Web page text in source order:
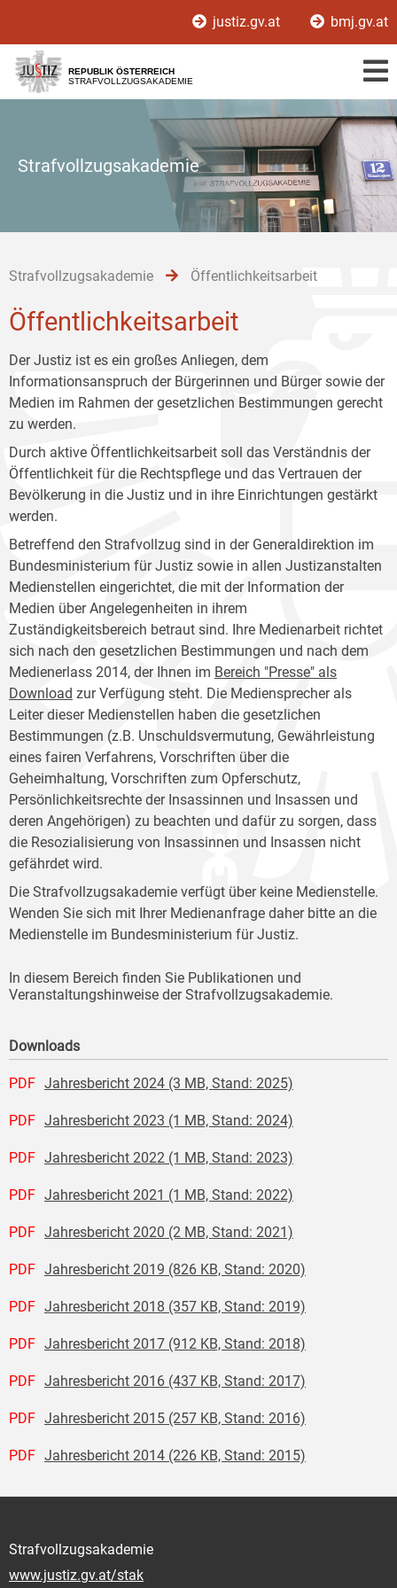
[1]
[2]
[3]
justiz.gv.at bmj.gv.at
REPUBLIK ÖSTERREICH
STRAFVOLLZUGSAKADEMIE
Strafvollzugsakademie
Strafvollzugsakademie Öffentlichkeitsarbeit
Öffentlichkeitsarbeit
Der Justiz ist es ein großes Anliegen, dem
Informationsanspruch der Bürgerinnen und Bürger sowie der
Medien im Rahmen der gesetzlichen Bestimmungen gerecht
zu werden.
Durch aktive Öffentlichkeitsarbeit soll das Verständnis der
Öffentlichkeit für die Rechtspflege und das Vertrauen der
Bevölkerung in die Justiz und in ihre Einrichtungen gestärkt
werden.
Betreffend den Strafvollzug sind in der Generaldirektion im
Bundesministerium für Justiz sowie in allen Justizanstalten
Medienstellen eingerichtet, die mit der Information der
Medien über Angelegenheiten in ihrem
Zuständigkeitsbereich betraut sind. Ihre Medienarbeit richtet
sich nach den gesetzlichen Bestimmungen und nach dem
Medienerlass 2014, der Ihnen im Bereich "Presse" als
Download zur Verfügung steht. Die Mediensprecher als
Leiter dieser Medienstellen haben die gesetzlichen
Bestimmungen (z.B. Unschuldsvermutung, Gewährleistung
eines fairen Verfahrens, Vorschriften über die
Geheimhaltung, Vorschriften zum Opferschutz,
Persönlichkeitsrechte der Insassinnen und Insassen und
deren Angehörigen) zu beachten und dafür zu sorgen, dass
die Resozialisierung von Insassinnen und Insassen nicht
gefährdet wird.
Die Strafvollzugsakademie verfügt über keine Medienstelle.
Wenden Sie sich mit Ihrer Medienanfrage daher bitte an die
Medienstelle im Bundesministerium für Justiz.
In diesem Bereich finden Sie Publikationen und
Veranstaltungshinweise der Strafvollzugsakademie.
Downloads
PDF Jahresbericht 2024 (3 MB, Stand: 2025)
PDF Jahresbericht 2023 (1 MB, Stand: 2024)
PDF Jahresbericht 2022 (1 MB, Stand: 2023)
PDF Jahresbericht 2021 (1 MB, Stand: 2022)
PDF Jahresbericht 2020 (2 MB, Stand: 2021)
PDF Jahresbericht 2019 (826 KB, Stand: 2020)
PDF Jahresbericht 2018 (357 KB, Stand: 2019)
PDF Jahresbericht 2017 (912 KB, Stand: 2018)
PDF Jahresbericht 2016 (437 KB, Stand: 2017)
PDF Jahresbericht 2015 (257 KB, Stand: 2016)
PDF Jahresbericht 2014 (226 KB, Stand: 2015)
Strafvollzugsakademie
www.justiz.gv.at/stak